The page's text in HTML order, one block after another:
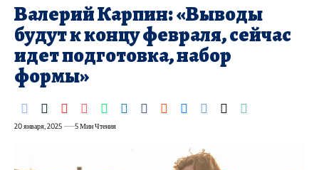
Валерий Карпин: «Выводы
будут к концу февраля, сейчас
идет подготовка, набор
формы»
20 января, 2025 5 Мин Чтения